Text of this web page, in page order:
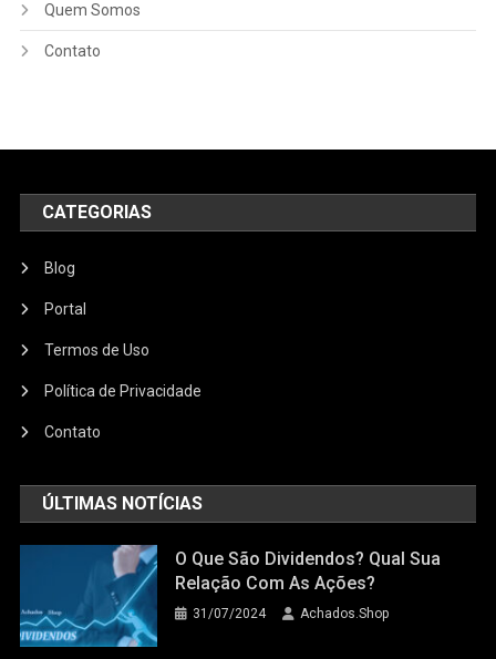
Quem Somos
Contato
CATEGORIAS
Blog
Portal
Termos de Uso
Política de Privacidade
Contato
ÚLTIMAS NOTÍCIAS
O Que São Dividendos? Qual Sua
Relação Com As Ações?
31/07/2024 Achados.Shop